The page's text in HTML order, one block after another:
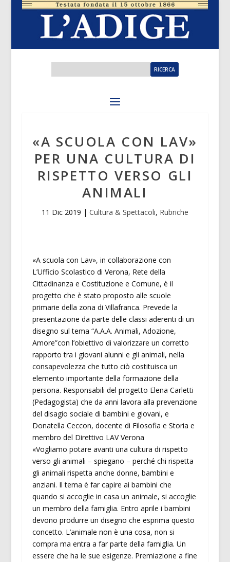
«A SCUOLA CON LAV»
PER UNA CULTURA DI
RISPETTO VERSO GLI
ANIMALI
11 Dic 2019 | Cultura & Spettacoli, Rubriche
«A scuola con Lav», in collaborazione con
L’Ufficio Scolastico di Verona, Rete della
Cittadinanza e Costituzione e Comune, è il
progetto che è stato proposto alle scuole
primarie della zona di Villafranca. Prevede la
presentazione da parte delle classi aderenti di un
disegno sul tema “A.A.A. Animali, Adozione,
Amore”con l’obiettivo di valorizzare un corretto
rapporto tra i giovani alunni e gli animali, nella
consapevolezza che tutto ciò costituisca un
elemento importante della formazione della
persona. Responsabili del progetto Elena Carletti
(Pedagogista) che da anni lavora alla prevenzione
del disagio sociale di bambini e giovani, e
Donatella Ceccon, docente di Filosofia e Storia e
membro del Direttivo LAV Verona
«Vogliamo potare avanti una cultura di rispetto
verso gli animali – spiegano – perché chi rispetta
gli animali rispetta anche donne, bambini e
anziani. Il tema è far capire ai bambini che
quando si accoglie in casa un animale, si accoglie
un membro della famiglia. Entro aprile i bambini
devono produrre un disegno che esprima questo
concetto. L’animale non è una cosa, non si
compra ma entra a far parte della famiglia. Un
essere che ha le sue esigenze. Premiazione a fine